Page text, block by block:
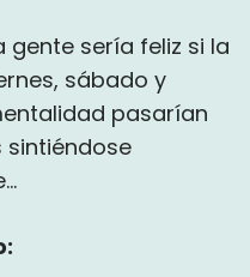
gente sería feliz si la
sábado y
pasarían
sintiéndose